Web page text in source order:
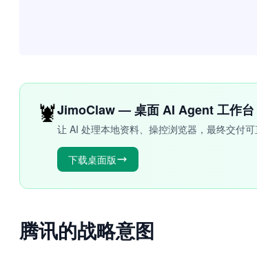
🦞JimoClaw — 桌面 AI Agent 工作台
让 AI 处理本地资料、操控浏览器，最终交付
下载桌面版
腾讯的战略意图